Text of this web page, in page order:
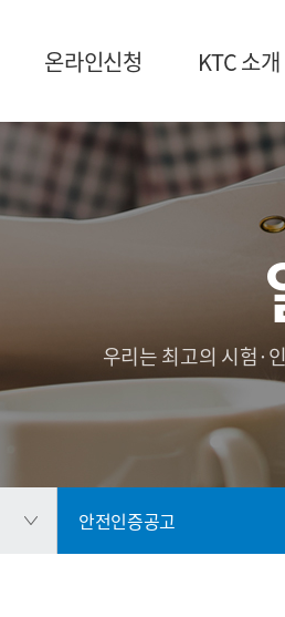
온라인신청 KTC 소개
우리는 최고의 시험·
안전인증공고